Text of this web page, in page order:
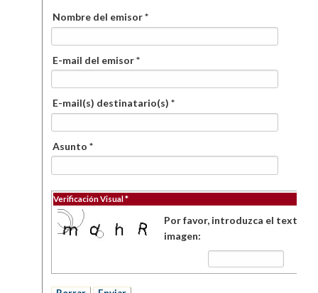
Nombre del emisor *
E-mail del emisor *
E-mail(s) destinatario(s) *
Asunto *
Verificación Visual *
Por favor, introduzca el texto
imagen: